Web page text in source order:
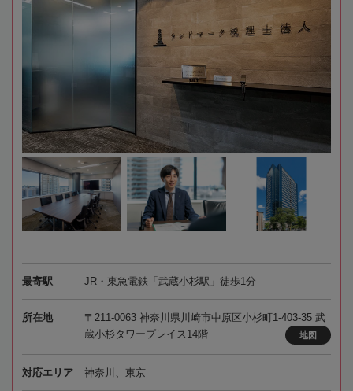
最寄駅 JR・東急電鉄「武蔵小杉駅」徒歩1分
所在地
〒211-0063 神奈川県川崎市中原区小杉町1-403-35 武
蔵小杉タワープレイス14階
地図
対応エリア 神奈川、東京